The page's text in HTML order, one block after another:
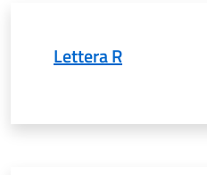
Lettera R